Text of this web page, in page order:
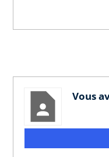
Vous